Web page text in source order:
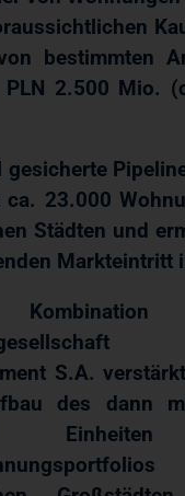
bestimmten
2.500 Mio.
ca. 23.000
Städten und
Markteintritt
S.A.
des dann
Einheiten